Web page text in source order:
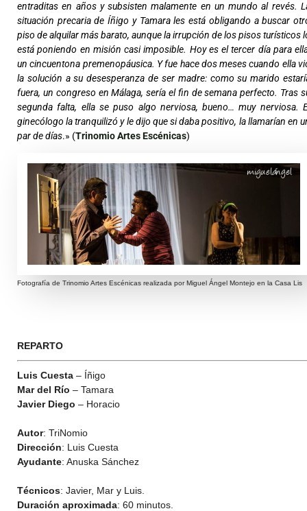
entraditas en años y subsisten malamente en un mundo al revés.
situación precaria de Íñigo y Tamara les está obligando a buscar
piso de alquilar más barato, aunque la irrupción de los pisos turísticos
está poniendo en misión casi imposible. Hoy es el tercer día para
un cincuentona premenopáusica. Y fue hace dos meses cuando ella
la solución a su desesperanza de ser madre: como su marido
fuera, un congreso en Málaga, sería el fin de semana perfecto. Tras
segunda falta, ella se puso algo nerviosa, bueno… muy nerviosa.
ginecólogo la tranquilizó y le dijo que si daba positivo, la llamarían en
par de días.» (Trinomio Artes Escénicas)
Fotografía de Trinomio Artes Escénicas realizada por Miguel Ángel Montejo en la Casa Lis
REPARTO
Luis Cuesta – Íñigo
Mar del Río – Tamara
Javier Diego – Horacio
Autor: TriNomio
Dirección: Luis Cuesta
Ayudante: Anuska Sánchez
Técnicos: Javier, Mar y Luis.
Duración aproximada: 60 minutos.